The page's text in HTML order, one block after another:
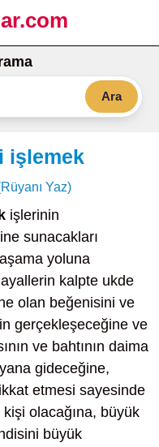
Ara
işlemek
Yaz)
işlerinin
sunacakları
yoluna
kalpte ukde
olan beğenisini ve
gerçekleşeceğine ve
ve bahtının daima
gideceğine,
etmesi sayesinde
olacağına, büyük
büyük